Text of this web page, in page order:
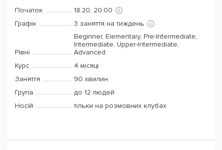
Початок
18:20, 20:00
Графік
3 заняття на тиждень
Рівні
Beginner, Elementary, Pre-Intermediate,
Intermediate, Upper-Intermediate,
Advanced
Курс
4 місяці
Заняття
90 хвилин
Група
до 12 людей
Носій
тільки на розмовних клубах